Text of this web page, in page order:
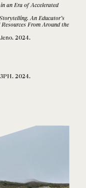
an Era of Accelerated
An Educator’s
From Around the
2024.
2024.